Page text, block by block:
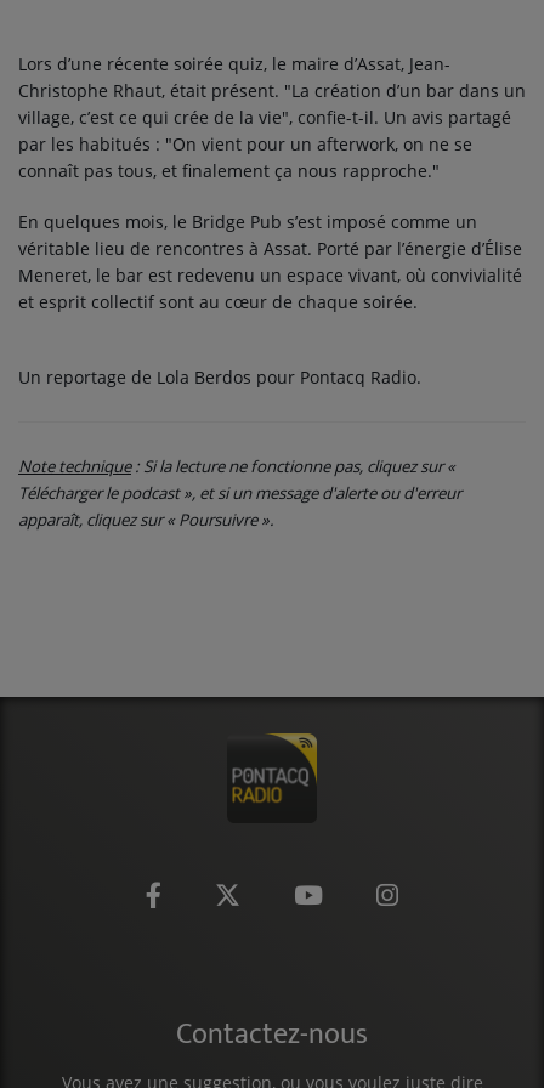
Lors d’une récente soirée quiz, le maire d’Assat, Jean-
Christophe Rhaut, était présent. "La création d’un bar dans un
village, c’est ce qui crée de la vie", confie-t-il. Un avis partagé
par les habitués : "On vient pour un afterwork, on ne se
connaît pas tous, et finalement ça nous rapproche."
En quelques mois, le Bridge Pub s’est imposé comme un
véritable lieu de rencontres à Assat. Porté par l’énergie d’Élise
Meneret, le bar est redevenu un espace vivant, où convivialité
et esprit collectif sont au cœur de chaque soirée.
Un reportage de Lola Berdos pour Pontacq Radio.
Note technique: Si la lecture ne fonctionne pas, cliquez sur «
Télécharger le podcast », et si un message d'alerte ou d'erreur
apparaît, cliquez sur « Poursuivre ».
Contactez-nous
Vous avez une suggestion, ou vous voulez juste dire